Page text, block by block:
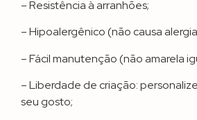
– Resistência à arranhões;
– Hipoalergênico (não causa
– Fácil manutenção (não amarela
– Liberdade de criação:
seu gosto;